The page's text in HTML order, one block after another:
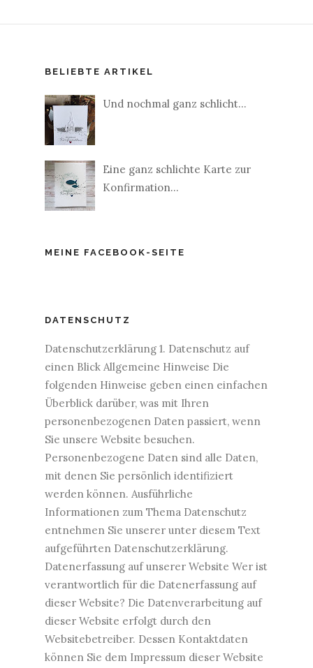
BELIEBTE ARTIKEL
Und nochmal ganz schlicht...
Eine ganz schlichte Karte zur
Konfirmation...
MEINE FACEBOOK-SEITE
DATENSCHUTZ
Datenschutzerklärung 1. Datenschutz auf
einen Blick Allgemeine Hinweise Die
folgenden Hinweise geben einen einfachen
Überblick darüber, was mit Ihren
personenbezogenen Daten passiert, wenn
Sie unsere Website besuchen.
Personenbezogene Daten sind alle Daten,
mit denen Sie persönlich identifiziert
werden können. Ausführliche
Informationen zum Thema Datenschutz
entnehmen Sie unserer unter diesem Text
aufgeführten Datenschutzerklärung.
Datenerfassung auf unserer Website Wer ist
verantwortlich für die Datenerfassung auf
dieser Website? Die Datenverarbeitung auf
dieser Website erfolgt durch den
Websitebetreiber. Dessen Kontaktdaten
können Sie dem Impressum dieser Website